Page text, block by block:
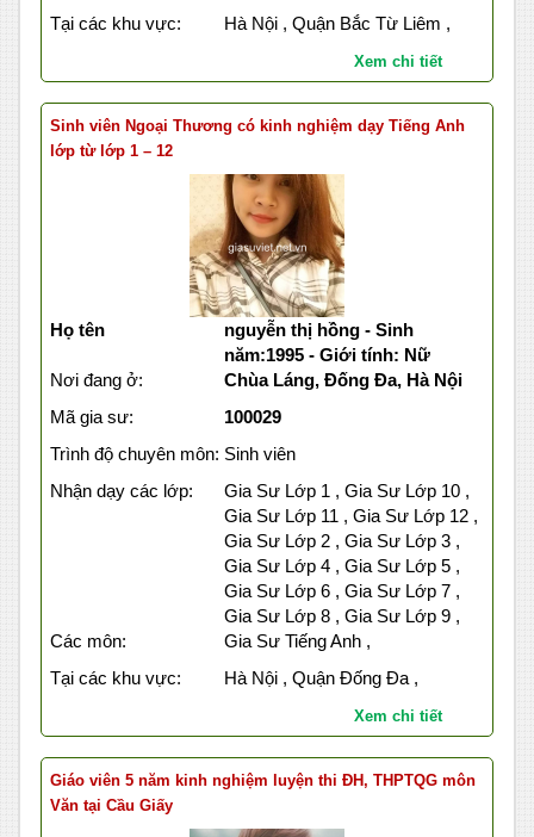
Tại các khu vực:
Hà Nội , Quận Bắc Từ Liêm ,
Xem chi tiết
Sinh viên Ngoại Thương có kinh nghiệm dạy Tiếng Anh
lớp từ lớp 1 – 12
Họ tên
nguyễn thị hồng - Sinh
năm:1995 - Giới tính: Nữ
Nơi đang ở:
Chùa Láng, Đống Đa, Hà Nội
Mã gia sư:
100029
Trình độ chuyên môn: Sinh viên
Nhận dạy các lớp:
Gia Sư Lớp 1 , Gia Sư Lớp 10 ,
Gia Sư Lớp 11 , Gia Sư Lớp 12 ,
Gia Sư Lớp 2 , Gia Sư Lớp 3 ,
Gia Sư Lớp 4 , Gia Sư Lớp 5 ,
Gia Sư Lớp 6 , Gia Sư Lớp 7 ,
Gia Sư Lớp 8 , Gia Sư Lớp 9 ,
Các môn:
Gia Sư Tiếng Anh ,
Tại các khu vực:
Hà Nội , Quận Đống Đa ,
Xem chi tiết
Giáo viên 5 năm kinh nghiệm luyện thi ĐH, THPTQG môn
Văn tại Cầu Giấy